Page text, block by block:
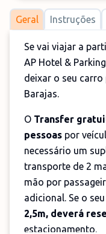
Geral Instruções
Se vai viajar a
AP Hotel &
deixar o seu
Barajas.
O Transfer
pessoas por
necessário um
transporte de 2
mão por
adicional. Se o seu
2,5m, deverá
estacionamento.